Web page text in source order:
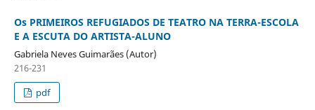
Os PRIMEIROS REFUGIADOS DE TEATRO NA TERRA-ESCOLA
E A ESCUTA DO ARTISTA-ALUNO
Gabriela Neves Guimarães (Autor)
216-231
pdf